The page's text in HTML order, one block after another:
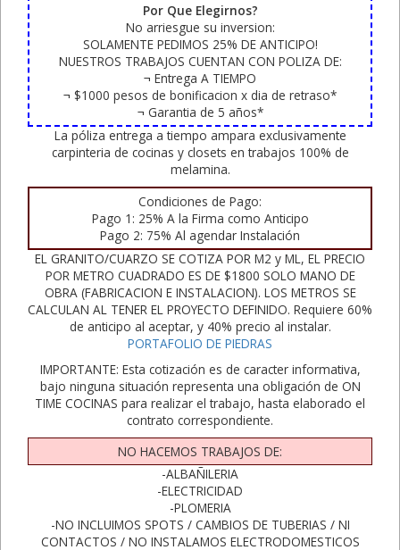
Por Que Elegirnos?
No arriesgue su inversion:
SOLAMENTE PEDIMOS 25% DE ANTICIPO!
NUESTROS TRABAJOS CUENTAN CON POLIZA DE:
¬ Entrega A TIEMPO
¬ $1000 pesos de bonificacion x dia de retraso*
¬ Garantia de 5 años*
La póliza entrega a tiempo ampara exclusivamente
carpinteria de cocinas y closets en trabajos 100% de
melamina.
Condiciones de Pago:
Pago 1: 25% A la Firma como Anticipo
Pago 2: 75% Al agendar Instalación
EL GRANITO/CUARZO SE COTIZA POR M2 y ML, EL PRECIO
POR METRO CUADRADO ES DE $1800 SOLO MANO DE
OBRA (FABRICACION E INSTALACION). LOS METROS SE
CALCULAN AL TENER EL PROYECTO DEFINIDO. Requiere 60%
de anticipo al aceptar, y 40% precio al instalar.
PORTAFOLIO DE PIEDRAS
IMPORTANTE: Esta cotización es de caracter informativa,
bajo ninguna situación representa una obligación de ON
TIME COCINAS para realizar el trabajo, hasta elaborado el
contrato correspondiente.
NO HACEMOS TRABAJOS DE:
-ALBAÑILERIA
-ELECTRICIDAD
-PLOMERIA
-NO INCLUIMOS SPOTS / CAMBIOS DE TUBERIAS / NI
CONTACTOS / NO INSTALAMOS ELECTRODOMESTICOS